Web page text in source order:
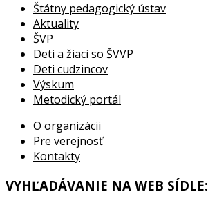
Štátny pedagogický ústav
Aktuality
ŠVP
Deti a žiaci so ŠVVP
Deti cudzincov
Výskum
Metodický portál
O organizácii
Pre verejnosť
Kontakty
VYHĽADÁVANIE NA WEB SÍDLE: